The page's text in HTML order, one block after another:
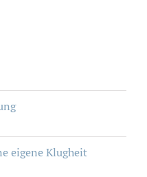
eigene Klugheit